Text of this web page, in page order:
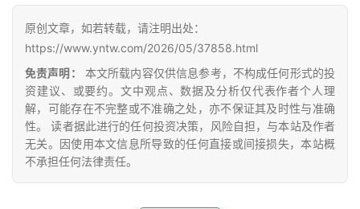
糖
网
公
众
号
现
货
报
原创文章，如若转载，请注明出处：
https://www.yntw.com/2026/05/37858.html
免责声明：
本文所载内容仅供信息参考，不构成任何形式的投
资建议、或要约。文中观点、数据及分析仅代表作者个人理
解，可能存在不完整或不准确之处，亦不保证其及时性与准确
性。 读者据此进行的任何投资决策，风险自担，与本站及作者
无关。因使用本文信息所导致的任何直接或间接损失，本站概
不承担任何法律责任。